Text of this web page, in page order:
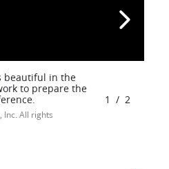
beautiful in the
to prepare the
Inc. All rights
1 / 2